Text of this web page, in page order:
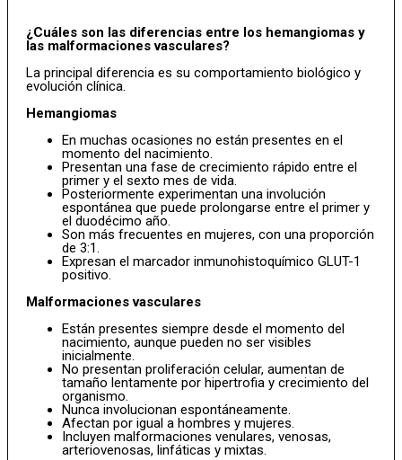
¿Cuáles son las diferencias entre los hemangiomas y
las malformaciones vasculares?
La principal diferencia es su comportamiento biológico y
evolución clínica.
Hemangiomas
En muchas ocasiones no están presentes en el
momento del nacimiento.
Presentan una fase de crecimiento rápido entre el
primer y el sexto mes de vida.
Posteriormente experimentan una involución
espontánea que puede prolongarse entre el primer y
el duodécimo año.
Son más frecuentes en mujeres, con una proporción
de 3:1.
Expresan el marcador inmunohistoquímico GLUT-1
positivo.
Malformaciones vasculares
Están presentes siempre desde el momento del
nacimiento, aunque pueden no ser visibles
inicialmente.
No presentan proliferación celular, aumentan de
tamaño lentamente por hipertrofia y crecimiento del
organismo.
Nunca involucionan espontáneamente.
Afectan por igual a hombres y mujeres.
Incluyen malformaciones venulares, venosas,
arteriovenosas, linfáticas y mixtas.